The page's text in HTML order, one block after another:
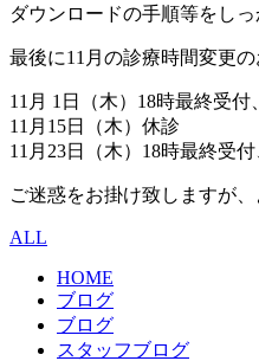
ダウンロードの手順等をし
最後に11月の診療時間変更の
11月 1日（木）18時最終受付
11月15日（木）休診
11月23日（木）18時最終受
ご迷惑をお掛け致しますが
ALL
HOME
ブログ
ブログ
スタッフブログ